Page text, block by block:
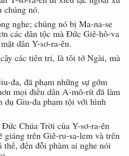
chúng nó.
nghe; chúng nó bị Ma-na-se
các dân tộc mà Ðức Giê-hô-va
dân Y-sơ-ra-ên.
các tiên tri, là tôi tớ Ngài, mà
đa, đã phạm những sự gớm
mọi điều dân A-mô-rít đã làm
dụ Giu-đa phạm tội với hình
Chúa Trời của Y-sơ-ra-ên
giáng trên Giê-ru-sa-lem và trên
thể, đến đỗi phàm ai nghe nói